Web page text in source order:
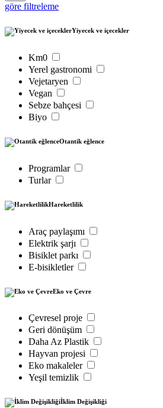
göre filtreleme
Yiyecek ve içecekler
Km0
Yerel gastronomi
Vejetaryen
Vegan
Sebze bahçesi
Biyo
Otantik eğlence
Programlar
Turlar
Hareketlilik
Araç paylaşımı
Elektrik şarjı
Bisiklet parkı
E-bisikletler
Eko ve Çevre
Çevresel proje
Geri dönüşüm
Daha Az Plastik
Hayvan projesi
Eko makaleler
Yeşil temizlik
İklim Değişikliği